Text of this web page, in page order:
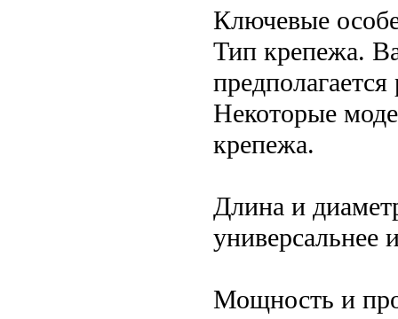
Ключевые
Тип крепежа.
Некоторые
крепежа.
Длина и
универсальнее
Мощность и